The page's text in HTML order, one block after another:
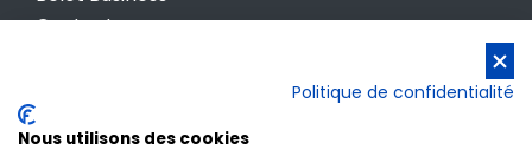
Contactez-nous
Politique de confidentialité
Nous utilisons des cookies